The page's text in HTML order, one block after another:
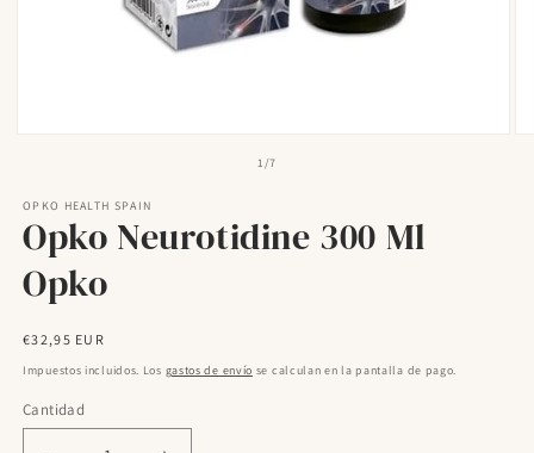
en
una
ventana
modal
1/de
7
OPKO HEALTH SPAIN
Opko Neurotidine 300 Ml
Opko
Precio
habitual
€32,95 EUR
Impuestos incluidos. Los gastos de envío se calculan en la pantalla de pago.
Cantidad